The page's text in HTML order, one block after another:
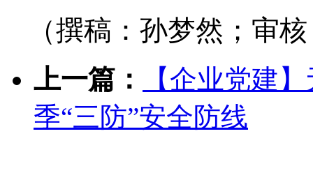
（撰稿：孙梦然；审
上一篇：
【企业党建
季“三防”安全防线